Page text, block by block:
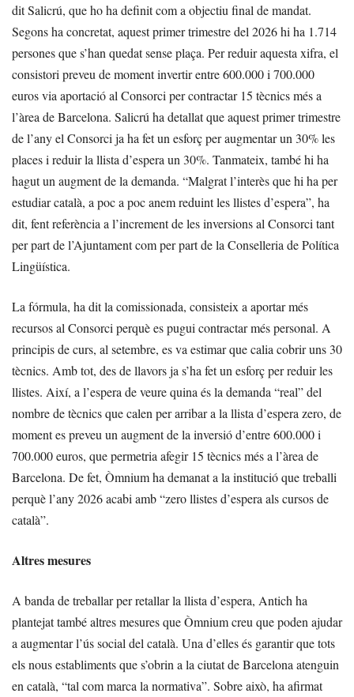
dit Salicrú, que ho ha definit com a objectiu final de mandat.
Segons ha concretat, aquest primer trimestre del 2026 hi ha 1.714
persones que s’han quedat sense plaça. Per reduir aquesta xifra, el
consistori preveu de moment invertir entre 600.000 i 700.000
euros via aportació al Consorci per contractar 15 tècnics més a
l’àrea de Barcelona. Salicrú ha detallat que aquest primer trimestre
de l’any el Consorci ja ha fet un esforç per augmentar un 30% les
places i reduir la llista d’espera un 30%. Tanmateix, també hi ha
hagut un augment de la demanda. “Malgrat l’interès que hi ha per
estudiar català, a poc a poc anem reduint les llistes d’espera”, ha
dit, fent referència a l’increment de les inversions al Consorci tant
per part de l’Ajuntament com per part de la Conselleria de Política
Lingüística.
La fórmula, ha dit la comissionada, consisteix a aportar més
recursos al Consorci perquè es pugui contractar més personal. A
principis de curs, al setembre, es va estimar que calia cobrir uns 30
tècnics. Amb tot, des de llavors ja s’ha fet un esforç per reduir les
llistes. Així, a l’espera de veure quina és la demanda “real” del
nombre de tècnics que calen per arribar a la llista d’espera zero, de
moment es preveu un augment de la inversió d’entre 600.000 i
700.000 euros, que permetria afegir 15 tècnics més a l’àrea de
Barcelona. De fet, Òmnium ha demanat a la institució que treballi
perquè l’any 2026 acabi amb “zero llistes d’espera als cursos de
català”.
Altres mesures
A banda de treballar per retallar la llista d’espera, Antich ha
plantejat també altres mesures que Òmnium creu que poden ajudar
a augmentar l’ús social del català. Una d’elles és garantir que tots
els nous establiments que s’obrin a la ciutat de Barcelona atenguin
en català, “tal com marca la normativa”. Sobre això, ha afirmat